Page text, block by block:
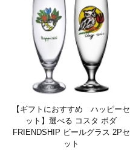
【ギフトにおすすめ ハッピーセ
ット】選べる コスタ ボダ
FRIENDSHIP ビールグラス 2Pセ
ット